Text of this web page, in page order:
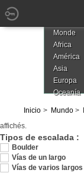
Monde
Africa
América
Asia
Europa
Oceanía
Inicio Mundo
affichés.
Tipos de escalada :
Boulder
Vías de un largo
Vías de varios largos